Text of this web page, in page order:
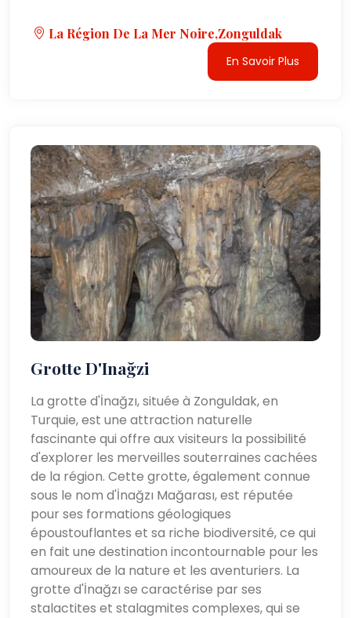
La Région De La Mer Noire,Zonguldak
En Savoir Plus
Grotte D'Inağzi
La grotte d'İnağzı, située à Zonguldak, en
Turquie, est une attraction naturelle
fascinante qui offre aux visiteurs la possibilité
d'explorer les merveilles souterraines cachées
de la région. Cette grotte, également connue
sous le nom d'İnağzı Mağarası, est réputée
pour ses formations géologiques
époustouflantes et sa riche biodiversité, ce qui
en fait une destination incontournable pour les
amoureux de la nature et les aventuriers. La
grotte d'İnağzı se caractérise par ses
stalactites et stalagmites complexes, qui se